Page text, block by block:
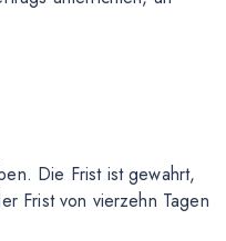
Die Frist ist gewahrt,
Frist von vierzehn Tagen